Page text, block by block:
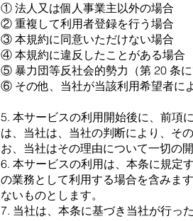
① 法⼈⼜は個⼈事業主以外の場合
② 重複して利⽤者登録を⾏う場合
③ 本規約に同意いただけない場合
④ 本規約に違反したことがある場合
⑤ 暴⼒団等反社会的勢⼒（第 20 条
⑥ その他、当社が当該利⽤希望者に
5. 本サービスの利⽤開始後に、前項
は、当社は、当社の判断により、そ
お、当社はその理由について⼀切の
6. 本サービスの利⽤は、本条に規定
の業務として利⽤する場合を含みま
ないものとします。
7. 当社は、本条に基づき当社が⾏っ